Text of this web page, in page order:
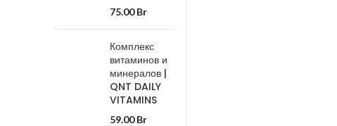
75.00Br
Комплекс
витаминов и
минералов |
QNT DAILY
VITAMINS
59.00Br